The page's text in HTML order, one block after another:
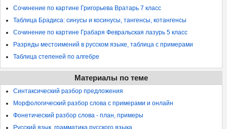
Сочинение по картине Григорьева Вратарь 7 класс
Таблица Брадиса: синусы и косинусы, тангенсы, котангенсы
Сочинение по картине Грабаря Февральская лазурь 5 класс
Разряды местоимений в русском языке, таблица с примерами
Таблица степеней по алгебре
Материалы по теме
Синтаксический разбор предложения
Морфологический разбор слова с примерами и онлайн
Фонетический разбор слова - план, примеры
Русский язык, грамматика русского языка